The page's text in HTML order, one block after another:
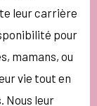
leur carrière
pour
mamans, ou
vie tout en
Nous leur